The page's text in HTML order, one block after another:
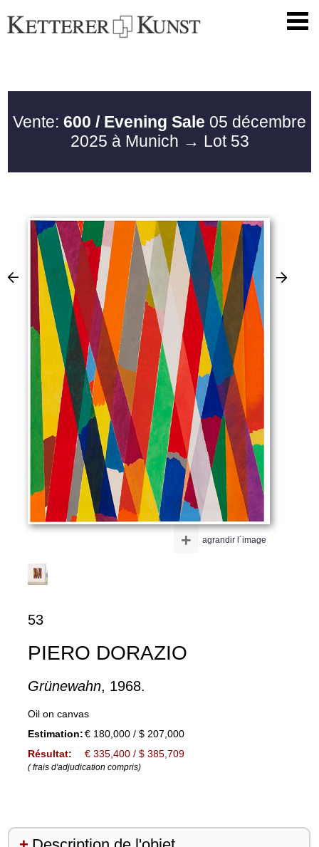
Vente: 600 / Evening Sale 05 décembre
2025 à Munich → Lot 53
agrandir l´image
+
53
PIERO DORAZIO
Grünewahn, 1968.
Oil on canvas
Estimation:€ 180,000 / $ 207,000
Résultat:
€ 335,400 / $ 385,709
( frais d'adjudication compris)